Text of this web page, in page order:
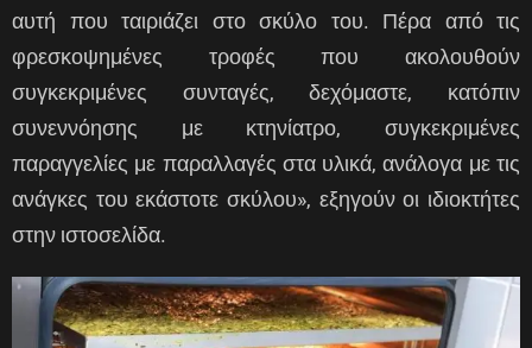
αυτή που ταιριάζει στο σκύλο του. Πέρα από τις
φρεσκοψημένες τροφές που ακολουθούν
συγκεκριμένες συνταγές, δεχόμαστε, κατόπιν
συνεννόησης με κτηνίατρο, συγκεκριμένες
παραγγελίες με παραλλαγές στα υλικά, ανάλογα με τις
ανάγκες του εκάστοτε σκύλου», εξηγούν οι ιδιοκτήτες
στην ιστοσελίδα.